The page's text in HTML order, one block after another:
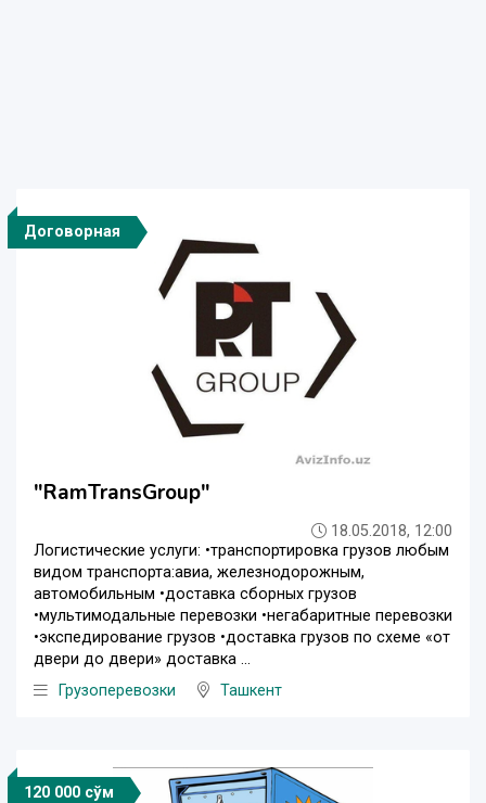
Договорная
"RamTransGroup"
18.05.2018, 12:00
Логистические услуги: •транспортировка грузов любым
видом транспорта:авиа, железнодорожным,
автомобильным •доставка сборных грузов
•мультимодальные перевозки •негабаритные перевозки
•экспедирование грузов •доставка грузов по схеме «от
двери до двери» доставка ...
Грузоперевозки
Ташкент
120 000 сўм